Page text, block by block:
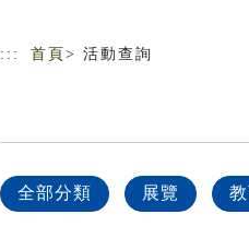
::: 首頁 > 活動查詢
全部分類 展覽